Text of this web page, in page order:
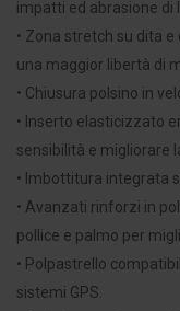
impatti ed abrasione di
• Zona stretch su dita
una maggior libertà di
• Chiusura polsino in
• Inserto elasticizzato
sensibilità e migliorare
• Imbottitura integrata
• Avanzati rinforzi in
pollice e palmo per
• Polpastrello
sistemi GPS.